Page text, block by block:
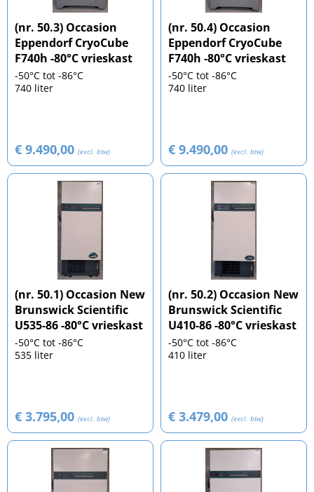
(nr. 50.3) Occasion
Eppendorf CryoCube
F740h -80°C vrieskast
-50°C tot -86°C
740 liter
€ 9.490,00 (excl. btw)
(nr. 50.4) Occasion
Eppendorf CryoCube
F740h -80°C vrieskast
-50°C tot -86°C
740 liter
€ 9.490,00 (excl. btw)
(nr. 50.1) Occasion New
Brunswick Scientific
U535-86 -80°C vrieskast
-50°C tot -86°C
535 liter
€ 3.795,00 (excl. btw)
(nr. 50.2) Occasion New
Brunswick Scientific
U410-86 -80°C vrieskast
-50°C tot -86°C
410 liter
€ 3.479,00 (excl. btw)